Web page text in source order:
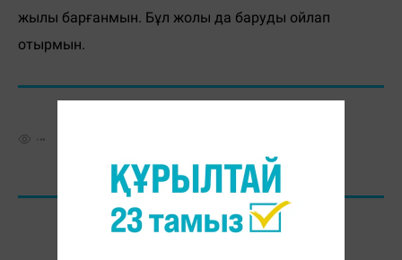
жылы барғанмын. Бұл жолы да баруды ойлап
отырмын.
Ғ. Ұзақ